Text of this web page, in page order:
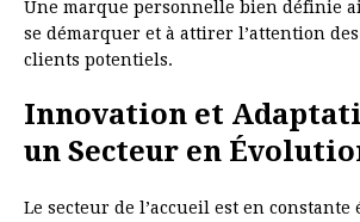
Une marque personnelle bien définie
se démarquer et à attirer l’attention
clients potentiels.
Innovation et
un Secteur en
Le secteur de l’accueil est en constante